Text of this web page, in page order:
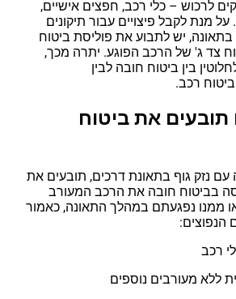
לרכוש – כלי רכב, חפצים אישיים,
מנת לקבל פיצויים עבור תיקונים
בתאונה, יש לתבוע את פוליסת ביטוח
צד ג' של הרכב הפוגע. יתרה מכך,
בין ביטוח חובה לבין
רכב.
תובעים את ביטוח
נזק גוף בתאונת דרכים, תובעים את
בביטוח חובה את הרכב המעורב
ממנו נפגעתם במהלך התאונה, כאמור
הנפוצים:
רכב
מעורבים נוספים